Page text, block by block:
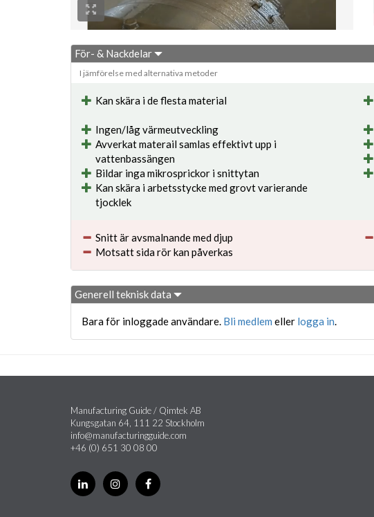
För- & Nackdelar
I jämförelse med alternativa metoder
Kan skära i de flesta material
Ingen/låg värmeutveckling
Avverkat materail samlas effektivt upp i
vattenbassängen
Bildar inga mikrosprickor i snittytan
Kan skära i arbetsstycke med grovt varierande
tjocklek
Snitt är avsmalnande med djup
Motsatt sida rör kan påverkas
Generell teknisk data
Bara för inloggade användare. Bli medlem eller logga in
Manufacturing Guide / Qimtek AB
Kungsgatan 64, 111 22 Stockholm
info@manufacturingguide.com
+46 (0) 651 30 08 00